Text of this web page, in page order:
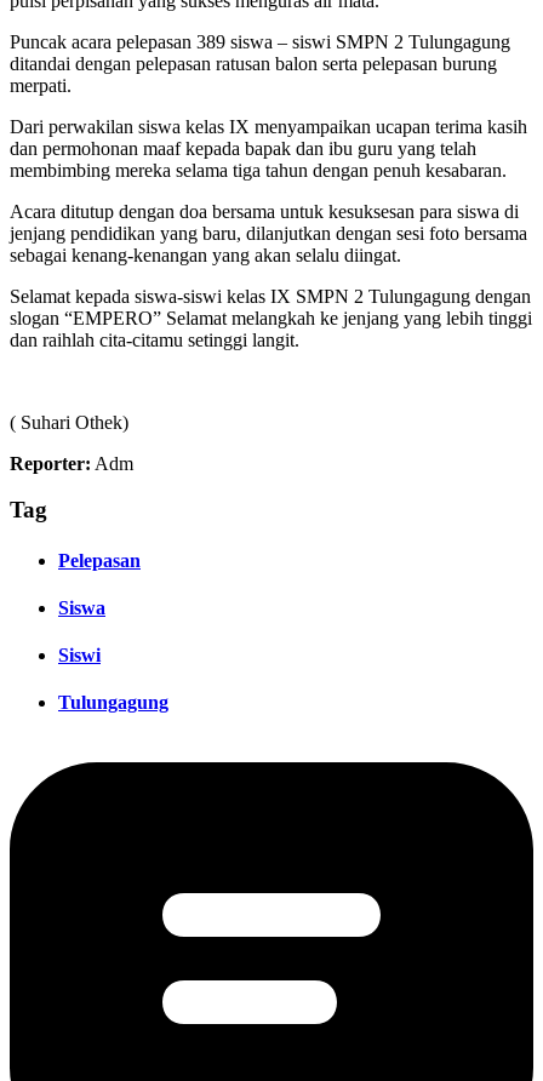
​Puncak acara pelepasan 389 siswa – siswi SMPN 2 Tulungagung
ditandai dengan pelepasan ratusan balon serta pelepasan burung
merpati.
​Dari perwakilan siswa kelas IX menyampaikan ucapan terima kasih
dan permohonan maaf kepada bapak dan ibu guru yang telah
membimbing mereka selama tiga tahun dengan penuh kesabaran.
​Acara ditutup dengan doa bersama untuk kesuksesan para siswa di
jenjang pendidikan yang baru, dilanjutkan dengan sesi foto bersama
sebagai kenang-kenangan yang akan selalu diingat.
​Selamat kepada siswa-siswi kelas IX SMPN 2 Tulungagung dengan
slogan “EMPERO” Selamat melangkah ke jenjang yang lebih tinggi
dan raihlah cita-citamu setinggi langit.
( Suhari Othek)
Reporter: Adm
Tag
Pelepasan
Siswa
Siswi
Tulungagung